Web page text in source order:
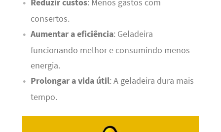
Reduzir custos: Menos gastos com
consertos.
Aumentar a eficiência: Geladeira
funcionando melhor e consumindo menos
energia.
Prolongar a vida útil: A geladeira dura mais
tempo.